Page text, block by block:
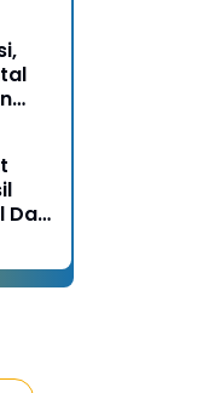
Dari